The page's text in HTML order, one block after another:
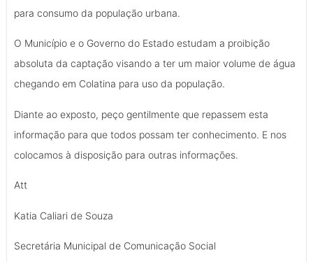
para consumo da população urbana.
O Município e o Governo do Estado estudam a proibição
absoluta da captação visando a ter um maior volume de água
chegando em Colatina para uso da população.
Diante ao exposto, peço gentilmente que repassem esta
informação para que todos possam ter conhecimento. E nos
colocamos à disposição para outras informações.
Att
Katia Caliari de Souza
Secretária Municipal de Comunicação Social